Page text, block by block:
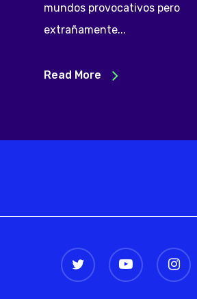
mundos provocativos pero
extrañamente...
Read More
twitter youtube instagram